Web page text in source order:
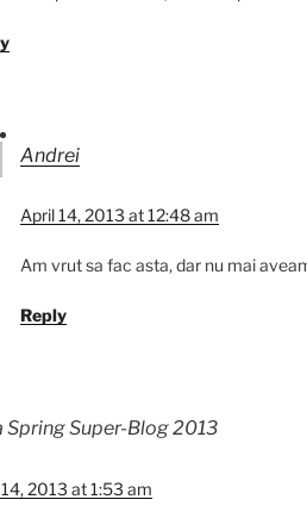
Andrei
April 14, 2013 at 12:48 am
Am vrut sa fac asta, dar nu mai
Reply
Spring Super-Blog 2013
2013 at 1:53 am